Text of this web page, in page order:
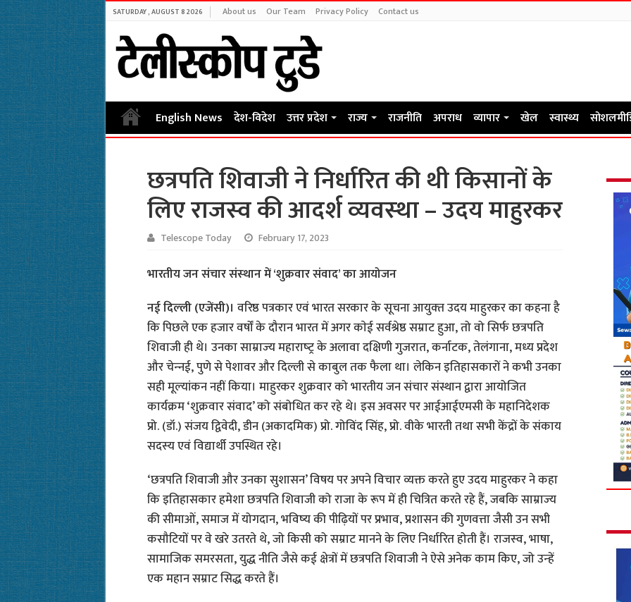
SATURDAY , AUGUST 8 2026 About us Our Team Privacy Policy Contact us
English News देश-विदेश उत्तर प्रदेश राज्य राजनीति अपराध व्यापार खेल स्वास्थ्य
छत्रपति शिवाजी ने निर्धारित की थी किसानों के
लिए राजस्‍व की आदर्श व्‍यवस्‍था – उदय माहुरकर
Telescope Today February 17, 2023
भारतीय जन संचार संस्‍थान में ‘शुक्रवार संवाद’ का आयोजन
नई दिल्‍ली (एजेंसी)। वरिष्ठ पत्रकार एवं भारत सरकार के सूचना आयुक्‍त उदय माहुरकर का कहना है
कि पिछले एक हजार वर्षों के दौरान भारत में अगर काेई सर्वश्रेष्ठ सम्राट हुआ, तो वो सिर्फ छत्रपति
शिवाजी ही थे। उनका साम्राज्‍य महाराष्‍ट्र के अलावा दक्षिणी गुजरात, कर्नाटक, तेलंगाना, मध्‍य प्रदेश
और चेन्‍नई, पुणे से पेशावर और दिल्ली से काबुल तक फैला था। लेकिन इतिहासकारों ने कभी उनका
सही मूल्‍यांकन नहीं किया। माहुरकर शुक्रवार को भारतीय जन संचार संस्थान द्वारा आयोजित
कार्यक्रम ‘शुक्रवार संवाद’ को संबोधित कर रहे थे। इस अवसर पर आईआईएमसी के महानिदेशक
प्रो. (डॉ.) संजय द्विवेदी, डीन (अकादमिक) प्रो. गोविंद सिंह, प्रो. वीके भारती तथा सभी केंद्रों के संकाय
सदस्‍य एवं विद्यार्थी उपस्थि‍त रहे।
‘छत्रपति शिवाजी और उनका सुशासन’ विषय पर अपने विचार व्यक्त करते हुए उदय माहुरकर ने कहा
कि इतिहासकार हमेशा छत्रपति शिवाजी को राजा के रूप में ही चित्रित करते रहे हैं, ज‍बकि साम्राज्‍य
की सीमाओं, समाज में योगदान, भविष्‍य की पीढ़ियों पर प्रभाव, प्रशासन की गुणवत्ता जैसी उन सभी
कसौटियों पर वे खरे उतरते थे, जो किसी को सम्राट मानने के लिए निर्धारित होती हैं। राजस्‍व, भाषा,
सामाजिक समरसता, युद्ध नीति जैसे कई क्षेत्रों में छत्रपति शिवाजी ने ऐसे अनेक काम किए, जो उन्‍हें
एक महान सम्राट सिद्ध करते हैं।